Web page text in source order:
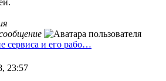
сервиса и его рабо…
23:57